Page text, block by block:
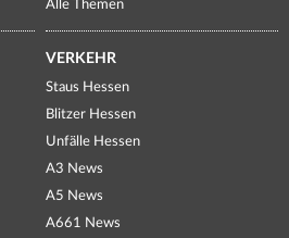
Alle Themen
VERKEHR
Staus Hessen
Blitzer Hessen
Unfälle Hessen
A3 News
A5 News
A661 News